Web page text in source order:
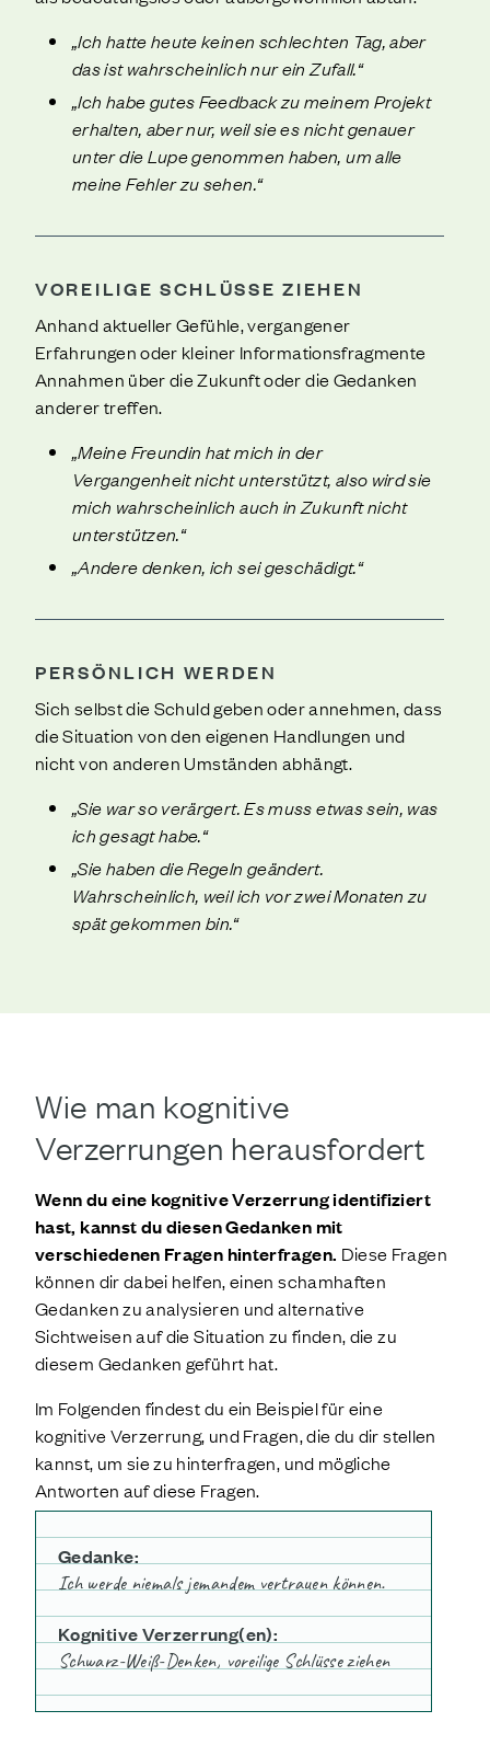
„Ich hatte heute keinen schlechten Tag, aber
das ist wahrscheinlich nur ein Zufall.“
„Ich habe gutes Feedback zu meinem Projekt
erhalten, aber nur, weil sie es nicht genauer
unter die Lupe genommen haben, um alle
meine Fehler zu sehen.“
VOREILIGE SCHLÜSSE ZIEHEN
Anhand aktueller Gefühle, vergangener
Erfahrungen oder kleiner Informationsfragmente
Annahmen über die Zukunft oder die Gedanken
anderer treffen.
„Meine Freundin hat mich in der
Vergangenheit nicht unterstützt, also wird sie
mich wahrscheinlich auch in Zukunft nicht
unterstützen.“
„Andere denken, ich sei geschädigt.“
PERSÖNLICH WERDEN
Sich selbst die Schuld geben oder annehmen, dass
die Situation von den eigenen Handlungen und
nicht von anderen Umständen abhängt.
„Sie war so verärgert. Es muss etwas sein, was
ich gesagt habe.“
„Sie haben die Regeln geändert.
Wahrscheinlich, weil ich vor zwei Monaten zu
spät gekommen bin.“
Wie man kognitive
Verzerrungen herausfordert
Wenn du eine kognitive Verzerrung identifiziert
hast, kannst du diesen Gedanken mit
verschiedenen Fragen hinterfragen. Diese Fragen
können dir dabei helfen, einen schamhaften
Gedanken zu analysieren und alternative
Sichtweisen auf die Situation zu finden, die zu
diesem Gedanken geführt hat.
Im Folgenden findest du ein Beispiel für eine
kognitive Verzerrung, und Fragen, die du dir stellen
kannst, um sie zu hinterfragen, und mögliche
Antworten auf diese Fragen.
Gedanke:
Ich werde niemals jemandem vertrauen können.
Kognitive Verzerrung(en):
Schwarz-Weiß-Denken, voreilige Schlüsse ziehen